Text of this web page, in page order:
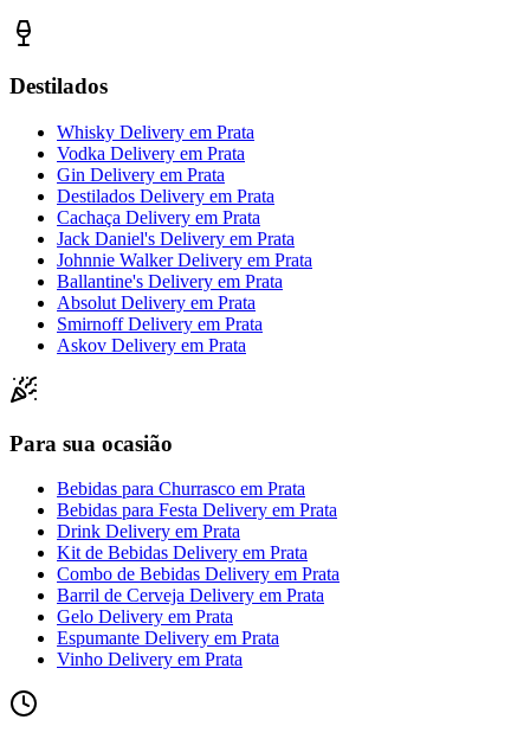
Destilados
Whisky Delivery em Prata
Vodka Delivery em Prata
Gin Delivery em Prata
Destilados Delivery em Prata
Cachaça Delivery em Prata
Jack Daniel's Delivery em Prata
Johnnie Walker Delivery em Prata
Ballantine's Delivery em Prata
Absolut Delivery em Prata
Smirnoff Delivery em Prata
Askov Delivery em Prata
Para sua ocasião
Bebidas para Churrasco em Prata
Bebidas para Festa Delivery em Prata
Drink Delivery em Prata
Kit de Bebidas Delivery em Prata
Combo de Bebidas Delivery em Prata
Barril de Cerveja Delivery em Prata
Gelo Delivery em Prata
Espumante Delivery em Prata
Vinho Delivery em Prata